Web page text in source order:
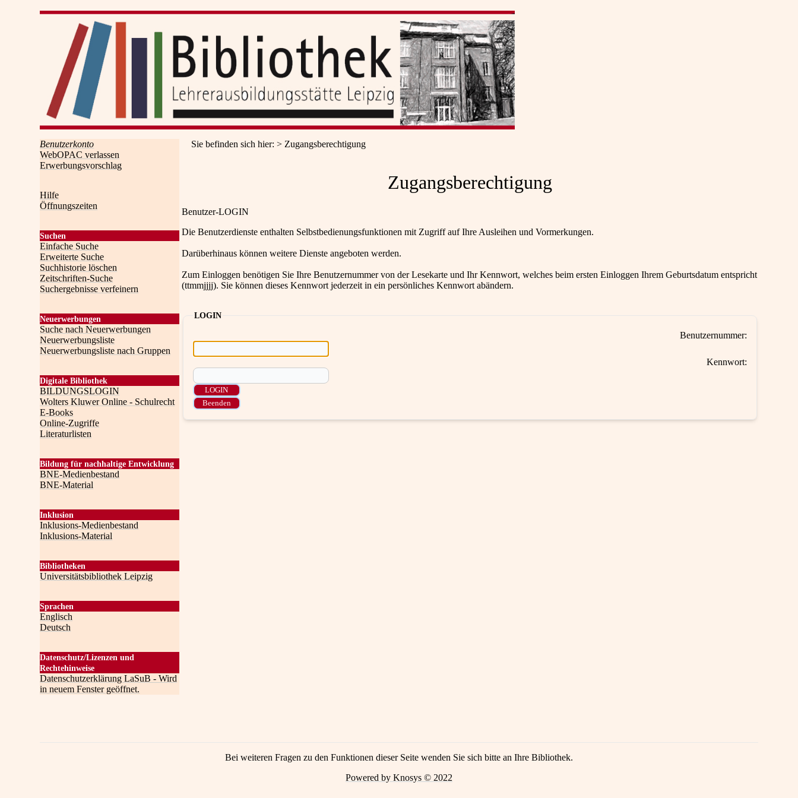
Benutzerkonto
WebOPAC verlassen
Erwerbungsvorschlag
Hilfe
Öffnungszeiten
Suchen
Einfache Suche
Erweiterte Suche
Suchhistorie löschen
Zeitschriften-Suche
Suchergebnisse verfeinern
Neuerwerbungen
Suche nach Neuerwerbungen
Neuerwerbungsliste
Neuerwerbungsliste nach Gruppen
Digitale Bibliothek
BILDUNGSLOGIN
Wolters Kluwer Online - Schulrecht
E-Books
Online-Zugriffe
Literaturlisten
Bildung für nachhaltige Entwicklung
BNE-Medienbestand
BNE-Material
Inklusion
Inklusions-Medienbestand
Inklusions-Material
Bibliotheken
Universitätsbibliothek Leipzig
Sprachen
Englisch
Deutsch
Datenschutz/Lizenzen und
Rechtehinweise
Datenschutzerklärung LaSuB - Wird
in neuem Fenster geöffnet.
Sie befinden sich hier: Zugangsberechtigung
Zugangsberechtigung
Benutzer-LOGIN
Die Benutzerdienste enthalten Selbstbedienungsfunktionen mit Zugriff auf Ihre Ausleihen und Vormerkungen.
Darüberhinaus können weitere Dienste angeboten werden.
Zum Einloggen benötigen Sie Ihre Benutzernummer von der Lesekarte und Ihr Kennwort, welches beim ersten Einloggen Ihrem Geburtsdatum entspricht
(ttmmjjjj). Sie können dieses Kennwort jederzeit in ein persönliches Kennwort abändern.
LOGIN
Benutzernummer:
Kennwort:
Bei weiteren Fragen zu den Funktionen dieser Seite wenden Sie sich bitte an Ihre Bibliothek.
Powered by Knosys © 2022